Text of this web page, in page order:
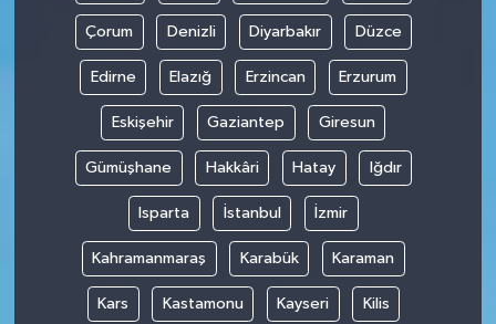
Çorum Denizli Diyarbakır Düzce
Edirne Elazığ Erzincan Erzurum
Eskişehir Gaziantep Giresun
Gümüşhane Hakkâri Hatay Iğdır
Isparta İstanbul İzmir
Kahramanmaraş Karabük Karaman
Kars Kastamonu Kayseri Kilis